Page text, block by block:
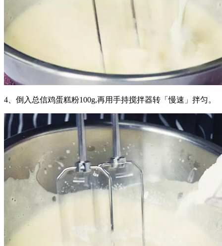
4、倒入总信鸡蛋糕粉100g,再用手持搅拌器转「慢速」拌匀。